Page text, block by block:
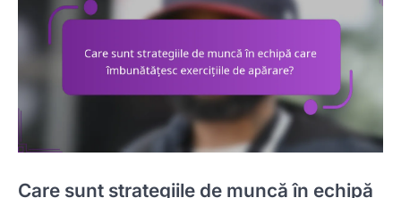
Care sunt strategiile de muncă în echipă